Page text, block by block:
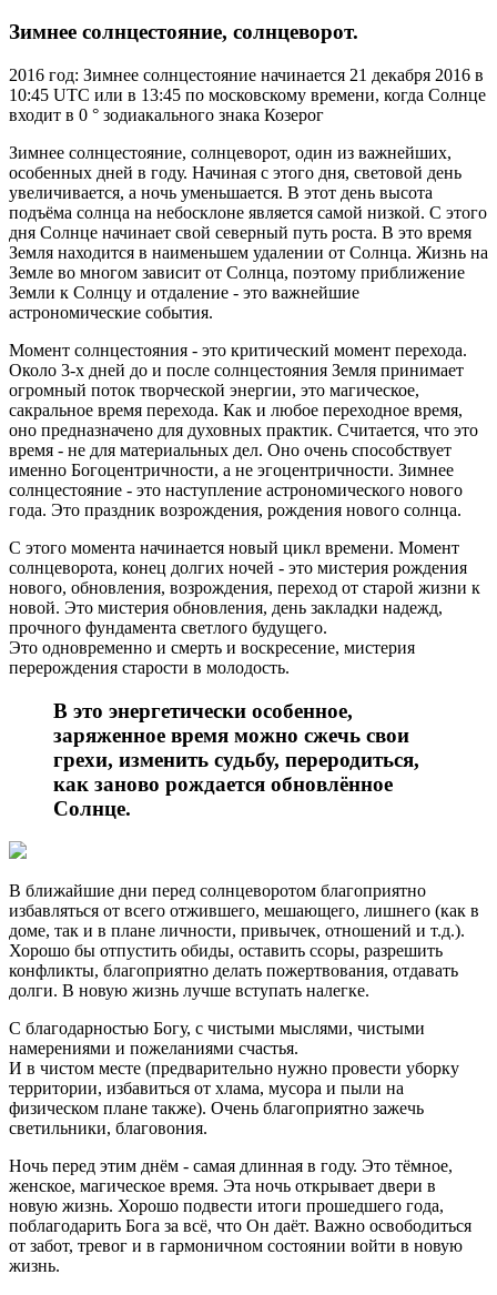
Зимнее солнцестояние, солнцеворот.
2016 год: Зимнее солнцестояние начинается 21 декабря 2016 в
10:45 UTC или в 13:45 по московскому времени, когда Солнце
входит в 0 ° зодиакального знака Козерог
Зимнее солнцестояние, солнцеворот, один из важнейших,
особенных дней в году. Начиная с этого дня, световой день
увеличивается, а ночь уменьшается. В этот день высота
подъёма солнца на небосклоне является самой низкой. С этого
дня Солнце начинает свой северный путь роста. В это время
Земля находится в наименьшем удалении от Солнца. Жизнь на
Земле во многом зависит от Солнца, поэтому приближение
Земли к Солнцу и отдаление - это важнейшие
астрономические события.
Момент солнцестояния - это критический момент перехода.
Около 3-х дней до и после солнцестояния Земля принимает
огромный поток творческой энергии, это магическое,
сакральное время перехода. Как и любое переходное время,
оно предназначено для духовных практик. Считается, что это
время - не для материальных дел. Оно очень способствует
именно Богоцентричности, а не эгоцентричности. Зимнее
солнцестояние - это наступление астрономического нового
года. Это праздник возрождения, рождения нового солнца.
С этого момента начинается новый цикл времени. Момент
солнцеворота, конец долгих ночей - это мистерия рождения
нового, обновления, возрождения, переход от старой жизни к
новой. Это мистерия обновления, день закладки надежд,
прочного фундамента светлого будущего.
Это одновременно и смерть и воскресение, мистерия
перерождения старости в молодость.
В это энергетически особенное,
заряженное время можно сжечь свои
грехи, изменить судьбу, переродиться,
как заново рождается обновлённое
Солнце.
В ближайшие дни перед солнцеворотом благоприятно
избавляться от всего отжившего, мешающего, лишнего (как в
доме, так и в плане личности, привычек, отношений и т.д.).
Хорошо бы отпустить обиды, оставить ссоры, разрешить
конфликты, благоприятно делать пожертвования, отдавать
долги. В новую жизнь лучше вступать налегке.
С благодарностью Богу, с чистыми мыслями, чистыми
намерениями и пожеланиями счастья.
И в чистом месте (предварительно нужно провести уборку
территории, избавиться от хлама, мусора и пыли на
физическом плане также). Очень благоприятно зажечь
светильники, благовония.
Ночь перед этим днём - самая длинная в году. Это тёмное,
женское, магическое время. Эта ночь открывает двери в
новую жизнь. Хорошо подвести итоги прошедшего года,
поблагодарить Бога за всё, что Он даёт. Важно освободиться
от забот, тревог и в гармоничном состоянии войти в новую
жизнь.